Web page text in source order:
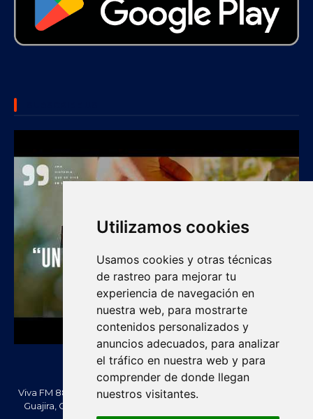
Utilizamos cookies
Usamos cookies y otras técnicas
de rastreo para mejorar tu
experiencia de navegación en
nuestra web, para mostrarte
contenidos personalizados y
anuncios adecuados, para analizar
el tráfico en nuestra web y para
comprender de donde llegan
nuestros visitantes.
Viva FM 88.2 FM es una emisora comunitaria de Villanueva, La
Guajira, Colombia. Información, noticias, cultura, vallenato y